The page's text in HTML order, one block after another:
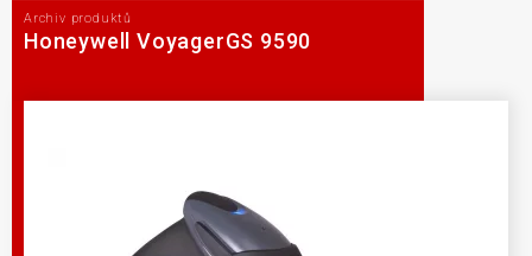
Archiv produktů
Honeywell VoyagerGS 9590